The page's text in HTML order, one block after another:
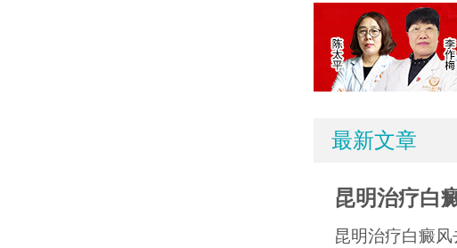
最新文章
昆明治疗白
昆明治疗白癜